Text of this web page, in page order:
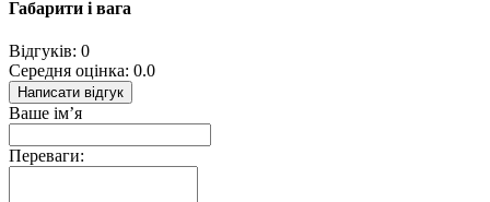
Габарити і вага
Відгуків: 0
Середня оцінка: 0.0
Написати відгук
Ваше ім’я
Переваги: